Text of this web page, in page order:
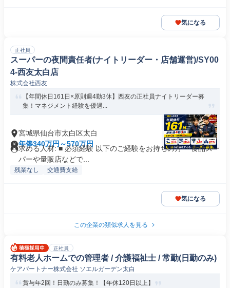
気になる
正社員
スーパーの夜間責任者(ナイトリーダー・店舗運営)/SY00
4-西友太白店
株式会社西友
【年間休日161日×原則週4勤3休】西友の正社員ナイトリーダー募
集！マネジメント経験を優遇...
宮城県仙台市太白区太白
年俸340万円～570万円
求める人材: ■ 必須経験 以下のご経験をお持ちの方 ・食品スー
パーや量販店などで...
残業なし 交通費支給
気になる
この企業の類似求人を見る
正社員
有料老人ホームでの管理者 / 介護福祉士 / 常勤(日勤のみ)
ケアパートナー株式会社 ソエルガーデン太白
賞与年2回！日勤のみ募集！【年休120日以上】